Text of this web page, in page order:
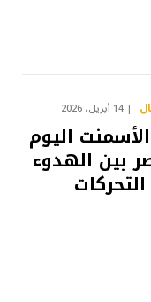
14 أبريل، 2026
اليوم
بين الهدوء